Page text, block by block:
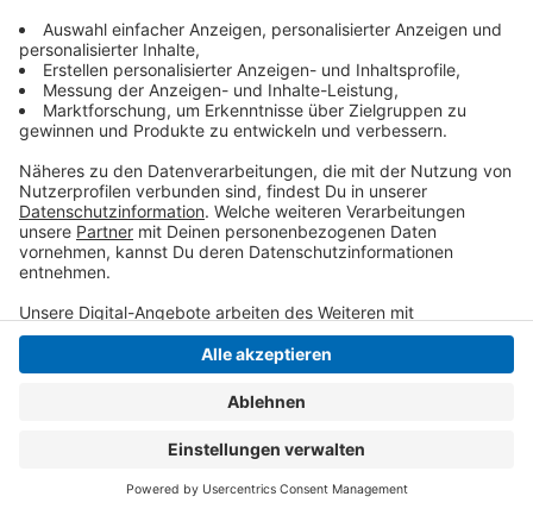
finanziert werden, heißt es.
Anzeige
Anzeige